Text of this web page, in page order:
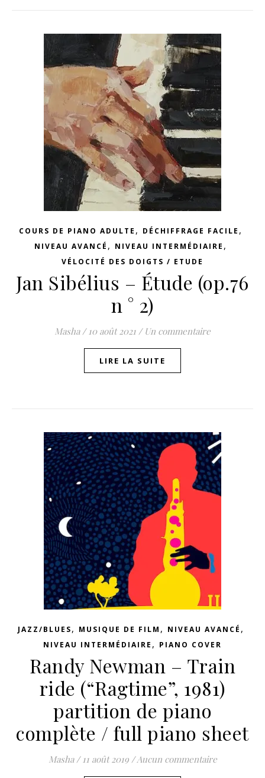
COURS DE PIANO ADULTE , DÉCHIFFRAGE FACILE ,
NIVEAU AVANCÉ , NIVEAU INTERMÉDIAIRE ,
VÉLOCITÉ DES DOIGTS / ETUDE
Jan Sibélius – Étude (op.76
n ° 2)
Masha / 10 août 2021 / Un commentaire
LIRE LA SUITE
JAZZ/BLUES, MUSIQUE DE FILM , NIVEAU AVANCÉ ,
NIVEAU INTERMÉDIAIRE , PIANO COVER
Randy Newman – Train
ride (“Ragtime”, 1981)
partition de piano
complète / full piano sheet
Masha / 11 août 2019 /Aucun commentaire